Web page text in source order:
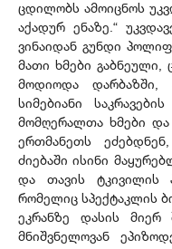
ცდილობს ამოიცნოს
აქადურ ენაზე.“
ვინაიდან გუნდი
მათი ხმები გაბნეული,
მოდიოდა დარბაზში,
სიმებიანი
მომღერალთა ხმები და
ერთმანეთს
ძიებაში ისინი
და თავის ტკივილის
რომელიც სპექტაკლის
ეკრანზე დასის მიერ
მნიშვნელოვან